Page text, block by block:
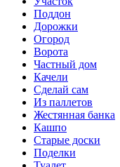
Поддон
Дорожки
Огород
Ворота
Частный дом
Качели
Сделай сам
Из паллетов
Жестянная банка
Кашпо
Старые доски
Поделки